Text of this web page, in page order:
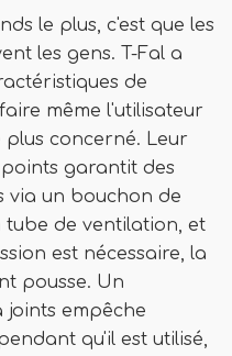
le plus, c'est que les
les gens. T-Fal a
de
même l'utilisateur
concerné. Leur
garantit des
via un bouchon de
tube de ventilation, et
est nécessaire, la
pousse. Un
joints empêche
qu'il est utilisé,